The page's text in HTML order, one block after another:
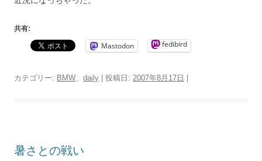
共有:
Mastodon fedibird
カテゴリー: BMW daily | 投稿日: 2007年8月17日 |
暑さとの戦い